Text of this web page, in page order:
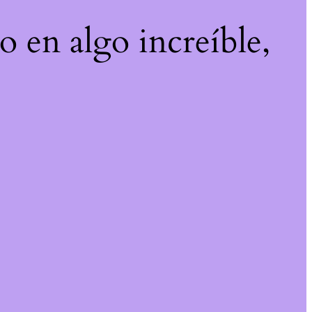
en algo increíble,